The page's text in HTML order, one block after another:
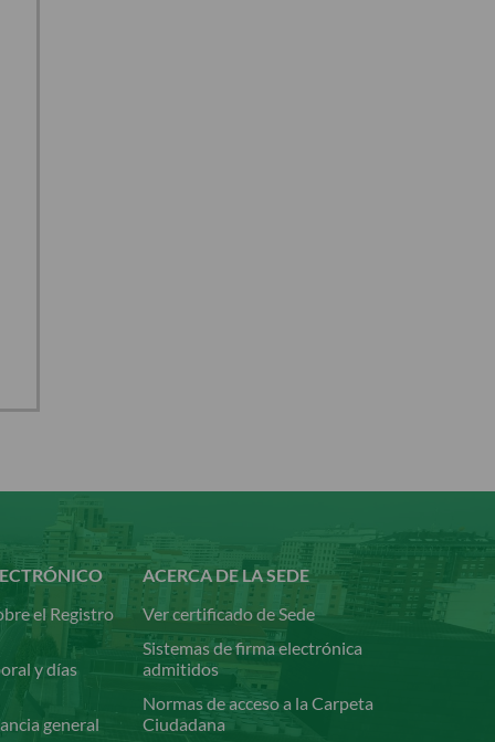
el Registro
y días
general
ACERCA DE LA SEDE
Ver certificado de Sede
Sistemas de firma electrónica
admitidos
Normas de acceso a la Carpeta
Ciudadana